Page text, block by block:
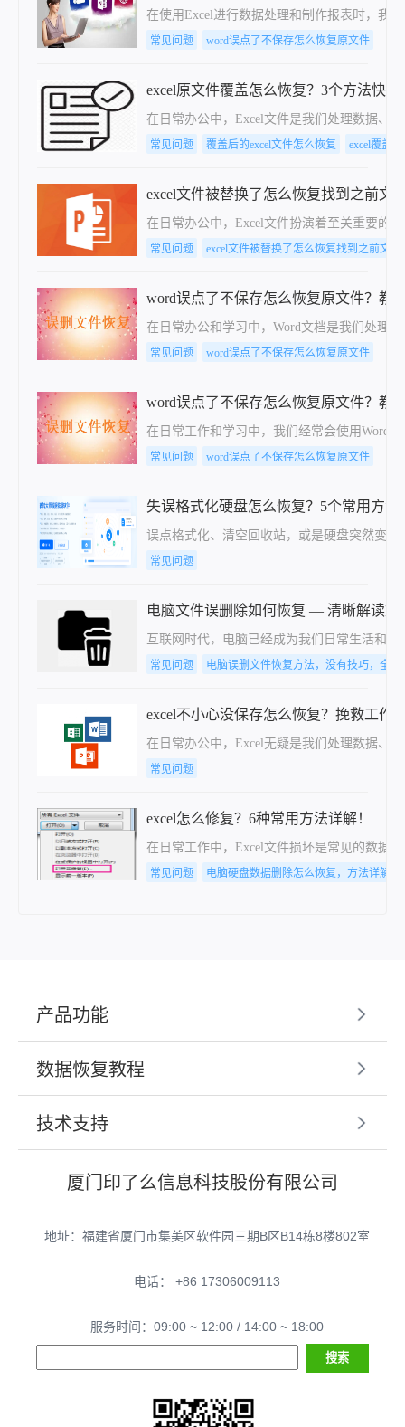
在使用Excel进行数据处理和制作报表时，我
常见问题 word误点了不保存怎么恢复原文件
excel原文件覆盖怎么恢复？3个方法快
在日常办公中，Excel文件是我们处理数据、
常见问题 覆盖后的excel文件怎么恢复 excel覆盖
excel文件被替换了怎么恢复找到之前文
在日常办公中，Excel文件扮演着至关重要的
常见问题 excel文件被替换了怎么恢复找到之前文件
word误点了不保存怎么恢复原文件？教
在日常办公和学习中，Word文档是我们处理
常见问题 word误点了不保存怎么恢复原文件
word误点了不保存怎么恢复原文件？教
在日常工作和学习中，我们经常会使用Word
常见问题 word误点了不保存怎么恢复原文件
失误格式化硬盘怎么恢复？5个常用方法
误点格式化、清空回收站，或是硬盘突然变
常见问题
电脑文件误删除如何恢复 — 清晰解读文
互联网时代，电脑已经成为我们日常生活和
常见问题 电脑误删文件恢复方法，没有技巧，全是
excel不小心没保存怎么恢复？挽救工作
在日常办公中，Excel无疑是我们处理数据、
常见问题
excel怎么修复？6种常用方法详解！
在日常工作中，Excel文件损坏是常见的数据
常见问题 电脑硬盘数据删除怎么恢复，方法详解
产品功能
数据恢复教程
技术支持
厦门印了么信息科技股份有限公司
地址：福建省厦门市集美区软件园三期B区B14栋8楼802室
电话： +86 17306009113
服务时间：09:00 ~ 12:00 / 14:00 ~ 18:00